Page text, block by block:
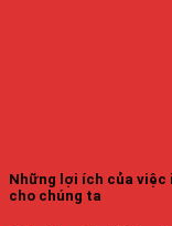
Những lợi ích của việc
cho chúng ta